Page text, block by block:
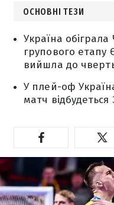
ОСНОВНІ ТЕЗИ
Україна
групового етапу
вийшла до
У плей-оф
матч відбудеться